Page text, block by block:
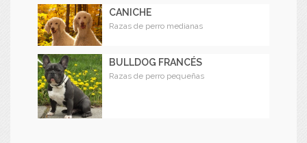
CANICHE
Razas de perro medianas
BULLDOG FRANCÉS
Razas de perro pequeñas